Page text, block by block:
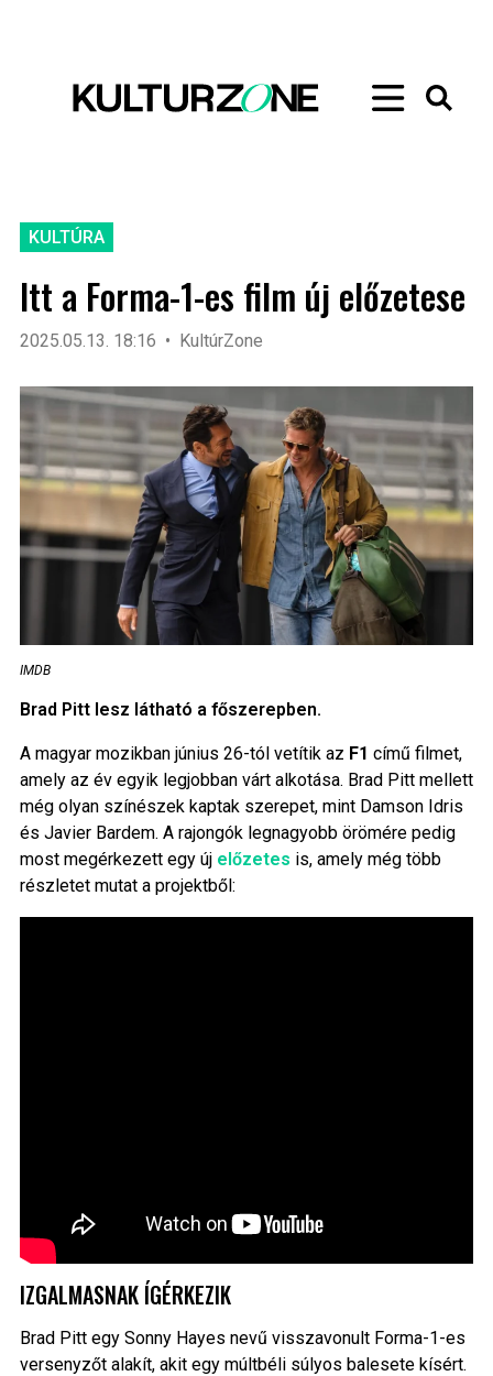
KULTÚRA
Itt a Forma-1-es film új előzetese
2025.05.13. 18:16 KultúrZone
IMDB
Brad Pitt lesz látható a főszerepben.
A magyar mozikban június 26-tól vetítik az F1 című filmet,
amely az év egyik legjobban várt alkotása. Brad Pitt mellett
még olyan színészek kaptak szerepet, mint Damson Idris
és Javier Bardem. A rajongók legnagyobb örömére pedig
most megérkezett egy új előzetes is, amely még több
részletet mutat a projektből:
IZGALMASNAK ÍGÉRKEZIK
Brad Pitt egy Sonny Hayes nevű visszavonult Forma-1-es
versenyzőt alakít, akit egy múltbéli súlyos balesete kísért.